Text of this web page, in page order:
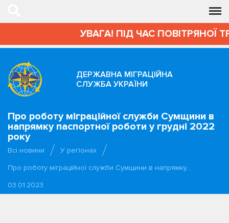
УВАГА! ПІД ЧАС ПОВІТРЯНОЇ
ДЕРЖАВНА МІГРАЦІЙНА
СЛУЖБА УКРАЇНИ
Про роботу міграційної служби Сумщини в
напрямку паспортної роботи у грудні 2022
року
Всі новини
У регіонах
Про роботу міграційної служби Сумщини в напрямку…
03.01.2023